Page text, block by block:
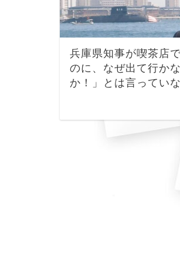
兵庫県知事が喫茶店
のに、なぜ出て行か
か！」とは言っていな